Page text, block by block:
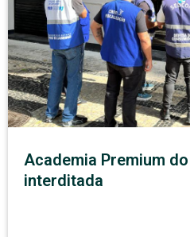
Academia Premium
interditada